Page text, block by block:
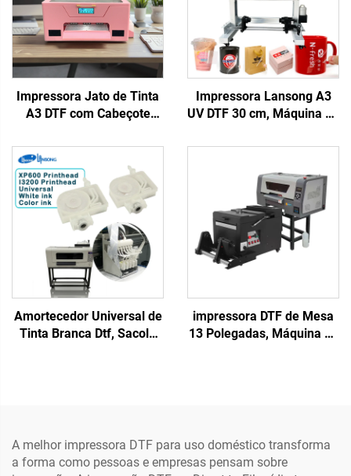
Impressora Jato de Tinta
A3 DTF com Cabeçote
Impressão Roll-to-Roll
para Camisetas Conjuntos
DIY Rosa DTF para
Impressão em Roupas por
Transferência Térmica
Impressora Lansong A3
UV DTF 30 cm, Máquina de
Transfer, Impressora de
Um, Rolo a Rolo com
Laminador
Amortecedor Universal de
Tinta Branca Dtf, Sacola
impressora DTF de Mesa
13 Polegadas, Máquina de
Camisetas
A melhor impressora DTF para uso doméstico transforma
a forma como pessoas e empresas pensam sobre